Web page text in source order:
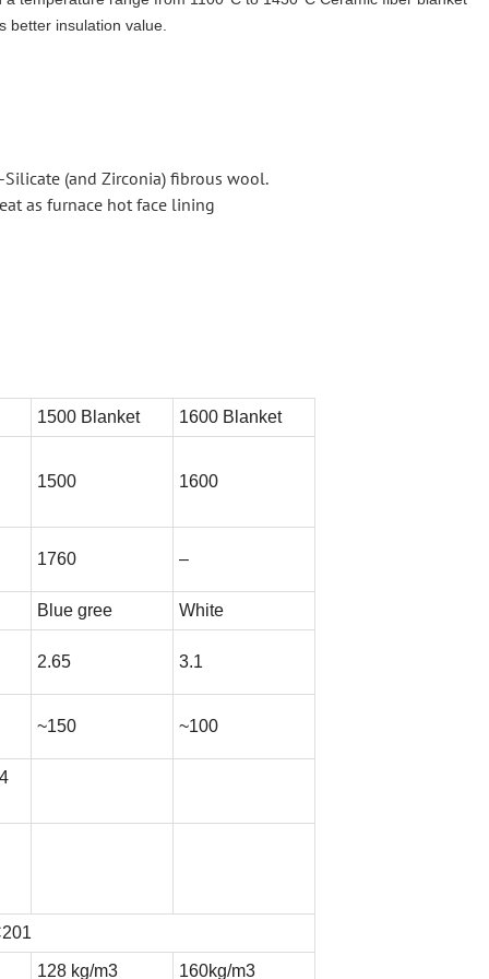
better insulation value.
(and Zirconia) fibrous wool.
as furnace hot face lining
1500 Blanket 1600 Blanket
1500 1600
1760 –
Blue gree White
2.65 3.1
~150 ~100
128 kg/m3 160kg/m3